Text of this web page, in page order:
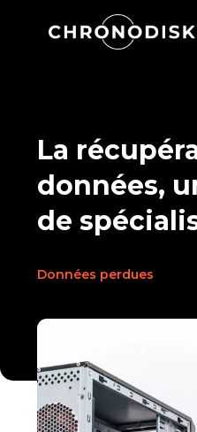
La
données,
de
Données perdues